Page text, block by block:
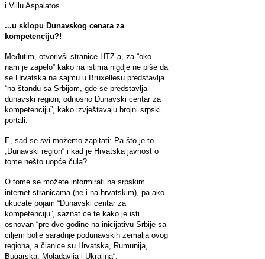
i Villu Aspalatos.
...u sklopu Dunavskog cenara za
kompetenciju?!
Međutim, otvorivši stranice HTZ-a, za “oko
nam je zapelo” kako na istima nigdje ne piše da
se Hrvatska na sajmu u Bruxellesu predstavlja
“na štandu sa Srbijom, gde se predstavlja
dunavski region, odnosno Dunavski centar za
kompetenciju”, kako izvještavaju brojni srpski
portali.
E, sad se svi možemo zapitati: Pa što je to
„Dunavski region“ i kad je Hrvatska javnost o
tome nešto uopće čula?
O tome se možete informirati na srpskim
internet stranicama (ne i na hrvatskim), pa ako
ukucate pojam “Dunavski centar za
kompetenciju”, saznat će te kako je isti
osnovan “pre dve godine na inicijativu Srbije sa
ciljem bolje saradnje podunavskih zemalja ovog
regiona, a članice su Hrvatska, Rumunija,
Bugarska, Moladavija i Ukrajina“.